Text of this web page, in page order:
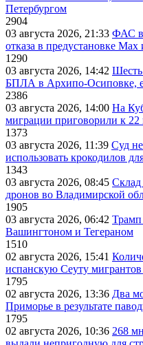
Петербургом
2904
03 августа 2026, 21:33 ФАС
отказа в предустановке
1290
03 августа 2026, 14:42 Шесть
БПЛА в Архипо-Осиповке,
2386
03 августа 2026, 14:00 На
миграции приговорили к 22
1373
03 августа 2026, 11:39 Суд
использовать крокодилов
1343
03 августа 2026, 08:45 Склад
дронов во Владимирской
1905
03 августа 2026, 06:42 Трамп
Вашингтоном и Тегераном
1510
02 августа 2026, 15:41
испанскую Сеуту мигрантов
1795
02 августа 2026, 13:36 Два
Приморье в результате
1795
02 августа 2026, 10:36 268